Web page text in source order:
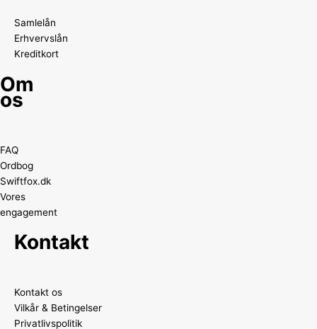
Samlelån
Erhvervslån
Kreditkort
Om
os
FAQ
Ordbog
Swiftfox.dk
Vores
engagement
Kontakt
Kontakt os
Vilkår & Betingelser
Privatlivspolitik